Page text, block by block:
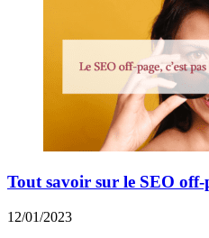
Tout savoir sur le SEO off-
12/01/2023